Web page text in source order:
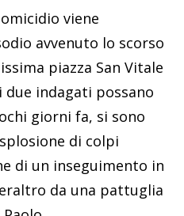
viene
avvenuto lo scorso
piazza San Vitale
due indagati possano
giorni fa, si sono
di colpi
di un inseguimento in
da una pattuglia